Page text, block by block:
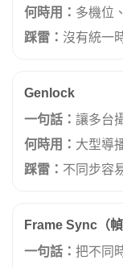
何時用： 多機位
踩雷： 沒有統一
Genlock
一句話： 讓多台
何時用： 大型導
踩雷： 不同步容
Frame Sync（幀
一句話： 把不同